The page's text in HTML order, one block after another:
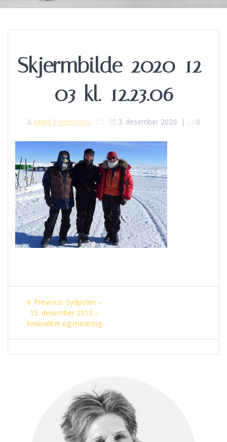
Skjermbilde-2020-12-
03-kl.-12.23.06
Marit Figenschou 3. desember 2020 | 0
Innleggsnavigasjon
Previous: Previous
post:
Sydpolen –
15. desember 2010 –
livskvalitet og mestring